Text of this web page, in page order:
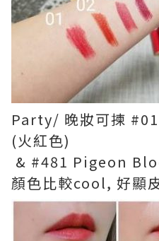
Party/ 晚妝可揀
(火紅色)
& #481 Pigeon
顏色比較cool, 好顯